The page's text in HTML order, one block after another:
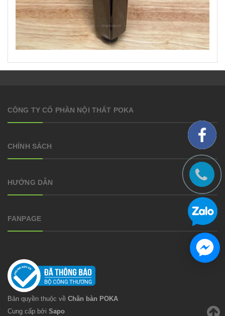
CÔNG TY CỔ PHẦN NỘI THẤT POKA
CHÍNH SÁCH
HƯỚNG DẪN
FANPAGE
Bản quyền thuộc về Chân bàn POKA
Cung cấp bởi Sapo